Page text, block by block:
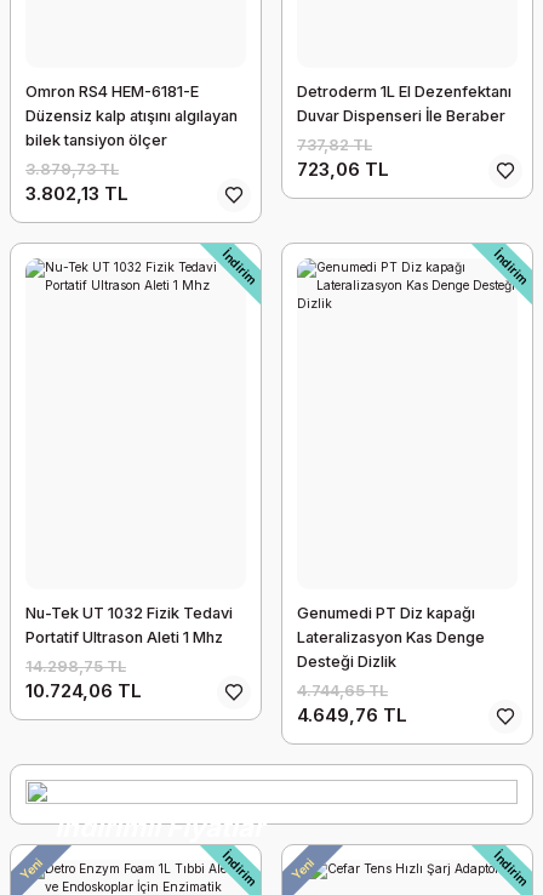
9.252,07 TL
Reinforced Collar Plastik Destekli Sünger Boyunluk
1.001,58 TL
İndirimli Fiyatlar
Omron RS4 HEM-6181-E
Düzensiz kalp atışını algılayan
bilek tansiyon ölçer
3.879,73 TL
3.802,13 TL
Detroderm 1L El Dezenfektanı
Duvar Dispenseri İle Beraber
737,82 TL
723,06 TL
İndirim
Nu-Tek UT 1032 Fizik Tedavi
Portatif Ultrason Aleti 1 Mhz
14.298,75 TL
10.724,06 TL
İndirim
Genumedi PT Diz kapağı
Lateralizasyon Kas Denge
Desteği Dizlik
4.744,65 TL
4.649,76 TL
Yeni İndirim Yeni İndirim